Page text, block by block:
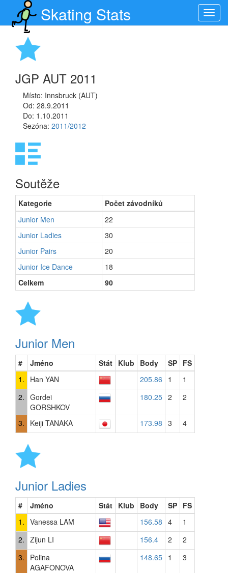
Skating Stats
JGP AUT 2011
Místo: Innsbruck (AUT)
Od: 28.9.2011
Do: 1.10.2011
Sezóna: 2011/2012
Soutěže
Kategorie
Počet závodníků
Junior Men
22
Junior Ladies
30
Junior Pairs
20
Junior Ice Dance
18
Celkem
90
Junior Men
# Jméno Stát Klub Body SP FS
1.
Han YAN 205.86 1
1
2. Gordei
GORSHKOV
180.25 2 2
3. Keiji TANAKA 173.98 3 4
Junior Ladies
# Jméno Stát Klub Body SP FS
1. Vanessa LAM 156.58 4
1
2. Zijun LI 156.4 2
2
3.
Polina
AGAFONOVA
148.65 1 3